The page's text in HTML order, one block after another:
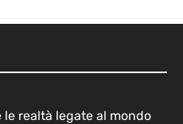
realtà legate al mondo